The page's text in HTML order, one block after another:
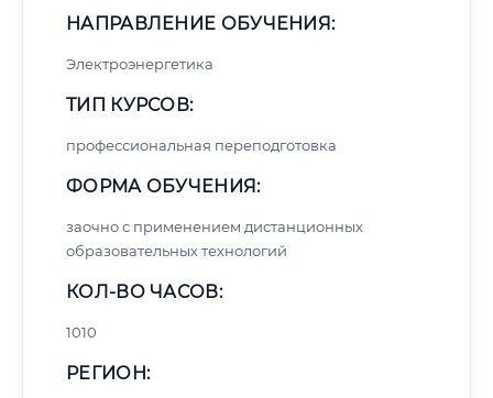
НАПРАВЛЕНИЕ ОБУЧЕНИЯ:
Электроэнергетика
ТИП КУРСОВ:
профессиональная переподготовка
ФОРМА ОБУЧЕНИЯ:
заочно с применением дистанционных
образовательных технологий
КОЛ-ВО ЧАСОВ:
1010
РЕГИОН: